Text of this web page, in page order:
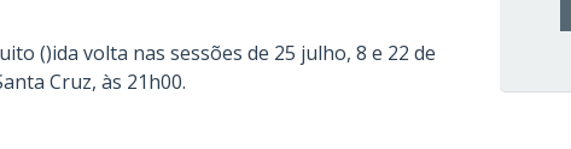
()ida volta nas sessões de 25 julho, 8 e 22 de
Cruz, às 21h00.